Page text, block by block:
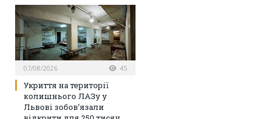
07/08/2026 45
Укриття на території
колишнього ЛАЗу у
Львові зобов’язали